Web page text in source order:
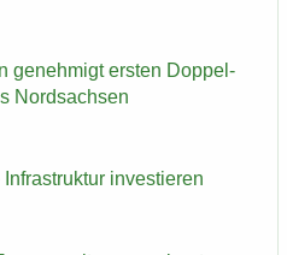
ge­neh­migt ers­ten Dop­pel­
Nord­sach­sen
in­ves­tie­ren